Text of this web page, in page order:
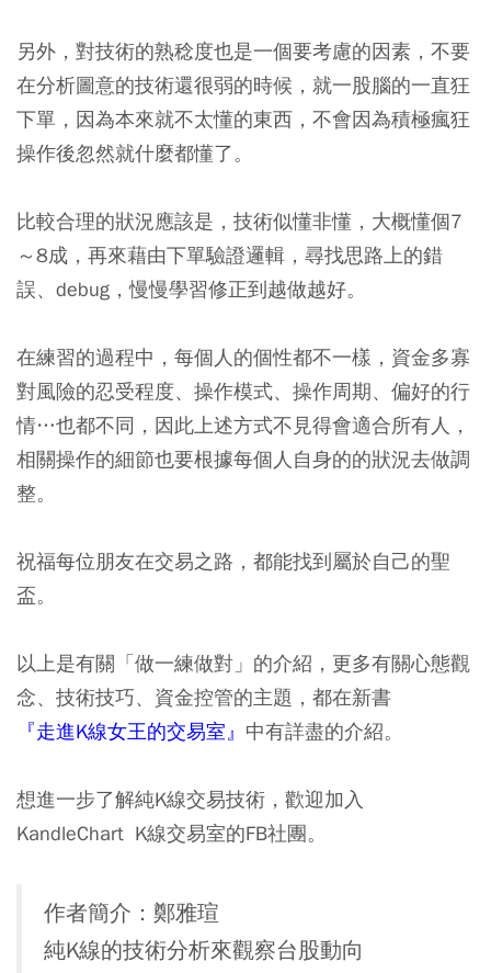
另外，對技術的熟稔度也是一個要考慮的因素，不要
在分析圖意的技術還很弱的時候，就一股腦的一直狂
下單，因為本來就不太懂的東西，不會因為積極瘋狂
操作後忽然就什麼都懂了。
比較合理的狀況應該是，技術似懂非懂，大概懂個7
～8成，再來藉由下單驗證邏輯，尋找思路上的錯
誤、debug，慢慢學習修正到越做越好。
在練習的過程中，每個人的個性都不一樣，資金多寡
對風險的忍受程度、操作模式、操作周期、偏好的行
情…也都不同，因此上述方式不見得會適合所有人，
相關操作的細節也要根據每個人自身的的狀況去做調
整。
祝福每位朋友在交易之路，都能找到屬於自己的聖
盃。
以上是有關「做一練做對」的介紹，更多有關心態觀
念、技術技巧、資金控管的主題，都在新書
『走進K線女王的交易室』 中有詳盡的介紹。
想進一步了解純K線交易技術，歡迎加入
KandleChart K線交易室的FB社團。
作者簡介：鄭雅瑄
純K線的技術分析來觀察台股動向